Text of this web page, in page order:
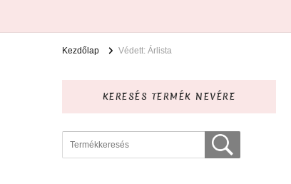
Kezdőlap Védett: Árlista
KERESÉS TERMÉK NEVÉRE